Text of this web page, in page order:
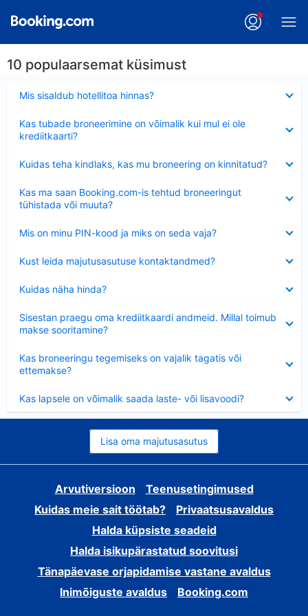
10 populaarsemat küsimust
Mis sisaldub hotellitoa hinnas?
Kas tubade broneerimine on võimalik kui mul ei ole
krediitkaarti?
Kuidas teha kindlaks, kas mu broneering on kinnitatud?
Kas ma saan Booking.com-is tehtud broneeringut
tühistada või muuta?
Mis on minu PIN-kood ja miks on seda vaja?
Kust leida majutusasutuse kontaktandmed?
Kuidas näha hinda?
Sisestan praegu oma krediitkaardi andmeid. Millal toimub
makse sooritamine?
Kas broneeringu tegemiseks on vajalik tagatis või
ettemakse?
Kas lapsele on võimalik saada laste- või lisavoodi?
Lisa oma majutusasutus
Arvutiversioon
Teenusetingimused
Kuidas meie sait töötab?
Privaatsusavaldus
Halda küpsiste seadeid
Halda isikupärastatud soovitusi
Tänapäevase orjapidamise vastane avaldus
Inimõiguste avaldus
Booking.com